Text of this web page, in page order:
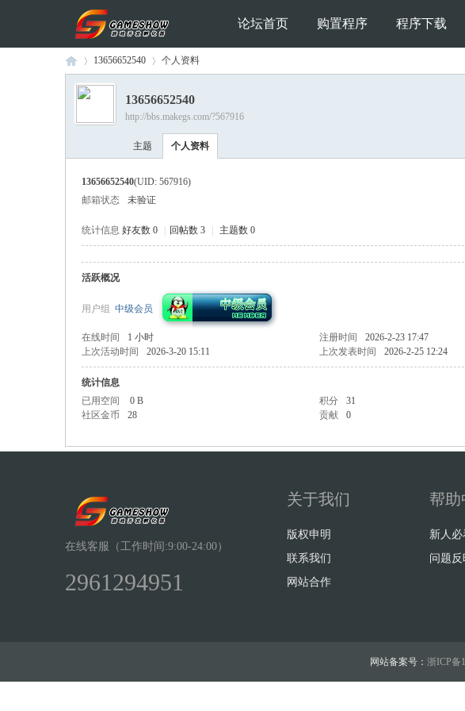
论坛首页 购置程序 程序下载
Sh
›
13656652540 个人资料
13656652540
http://bbs.makegs.com/?567916
主题 个人资料
13656652540(UID: 567916)
邮箱状态
未验证
统计信息 好友数 0 回帖数 3 主题数 0
活跃概况
用户组 中级会员
在线时间 1 小时 注册时间 2026-2-23 17:47
上次活动时间
2026-3-20 15:11 上次发表时间 2026-2-25 12:24
统计信息
已用空间
0 B 积分 31
社区金币
28 贡献 0
在线客服（工作时间:9:00-24:00）
2961294951
关于我们
版权申明
联系我们
网站合作
帮助
新人必
问题
网站备案号： 浙ICP备